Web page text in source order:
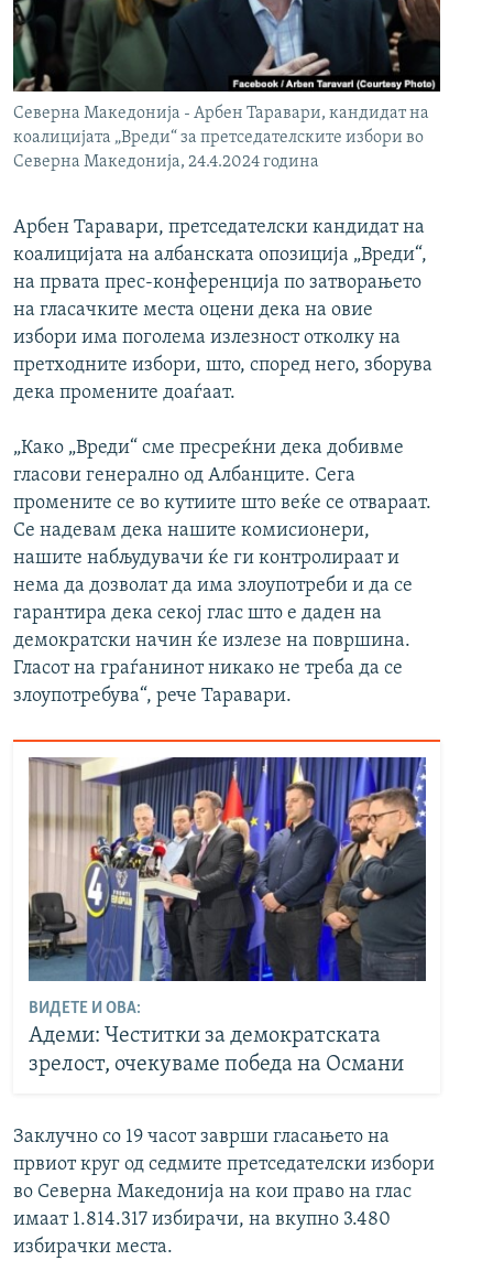
РСЕ веб страници
Северна Македонија - Арбен Таравари, кандидат на
коалицијата „Вреди“ за претседателските избори во
Северна Македонија, 24.4.2024 година
Арбен Таравари, претседателски кандидат на
коалицијата на албанската опозиција „Вреди“,
на првата прес-конференција по затворањето
на гласачките места оцени дека на овие
избори има поголема излезност отколку на
претходните избори, што, според него, зборува
дека промените доаѓаат.
„Како „Вреди“ сме пресреќни дека добивме
гласови генерално од Албанците. Сега
промените се во кутиите што веќе се отвараат.
Се надевам дека нашите комисионери,
нашите набљудувачи ќе ги контролираат и
нема да дозволат да има злоупотреби и да се
гарантира дека секој глас што е даден на
демократски начин ќе излезе на површина.
Гласот на граѓанинот никако не треба да се
злоупотребува“, рече Таравари.
ВИДЕТЕ И ОВА:
Адеми: Честитки за демократската
зрелост, очекуваме победа на Османи
Заклучно со 19 часот заврши гласањето на
првиот круг од седмите претседателски избори
во Северна Македонија на кои право на глас
имаат 1.814.317 избирачи, на вкупно 3.480
избирачки места.